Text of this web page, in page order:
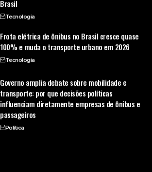
Brasil
Tecnologia
Frota elétrica de ônibus no Brasil cresce quase
100% e muda o transporte urbano em 2026
Tecnologia
Governo amplia debate sobre mobilidade e
transporte: por que decisões políticas
influenciam diretamente empresas de ônibus e
passageiros
Política